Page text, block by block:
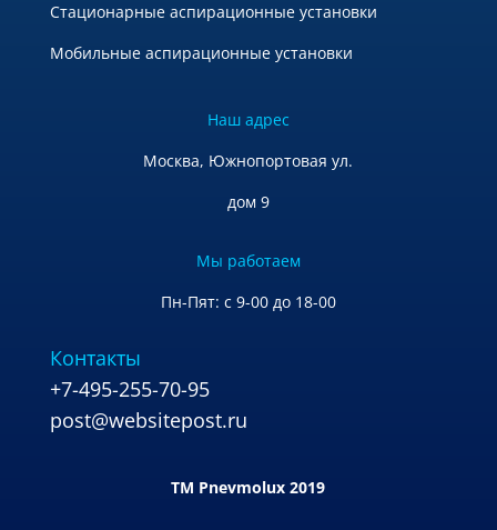
Стационарные аспирационные установки
Мобильные аспирационные установки
Наш адрес
Москва, Южнопортовая ул.
дом 9
Мы работаем
Пн-Пят: с 9-00 до 18-00
Контакты
+7-495-255-70-95
post@websitepost.ru
TM Pnevmolux 2019